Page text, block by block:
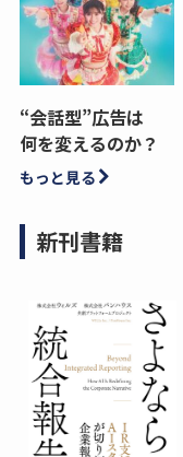
“会話型”広告は
何を変えるのか？
もっと見る
新刊書籍